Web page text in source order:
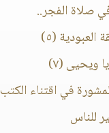
صلاة الفجر..
(٥)
ويحيى (٧)
في اقتناء الكتب
للناس